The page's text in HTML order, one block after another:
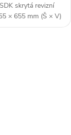
skrytá revizní
× 655 mm (Š × V)
pro skrytou /